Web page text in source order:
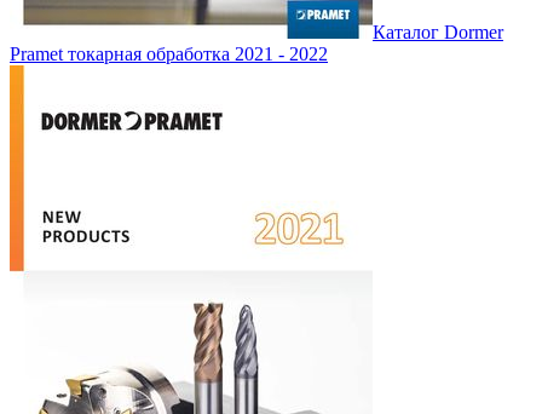
Каталог Dormer
Pramet токарная обработка 2021 - 2022